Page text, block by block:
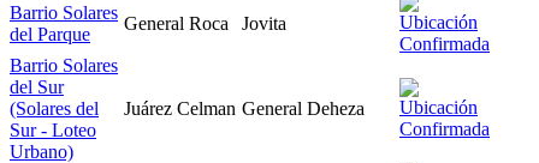
Barrio Solares
del Parque
General Roca Jovita
Barrio Solares
del Sur
(Solares del
Sur - Loteo
Urbano)
Juárez Celman General Deheza